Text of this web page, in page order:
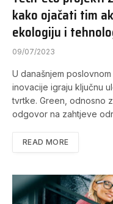
kako ojačati tim
ekologiju i
09/07/2023
U današnjem
inovacije igraju ključnu
tvrtke. Green, odnosno
odgovor na zahtjeve
READ MORE